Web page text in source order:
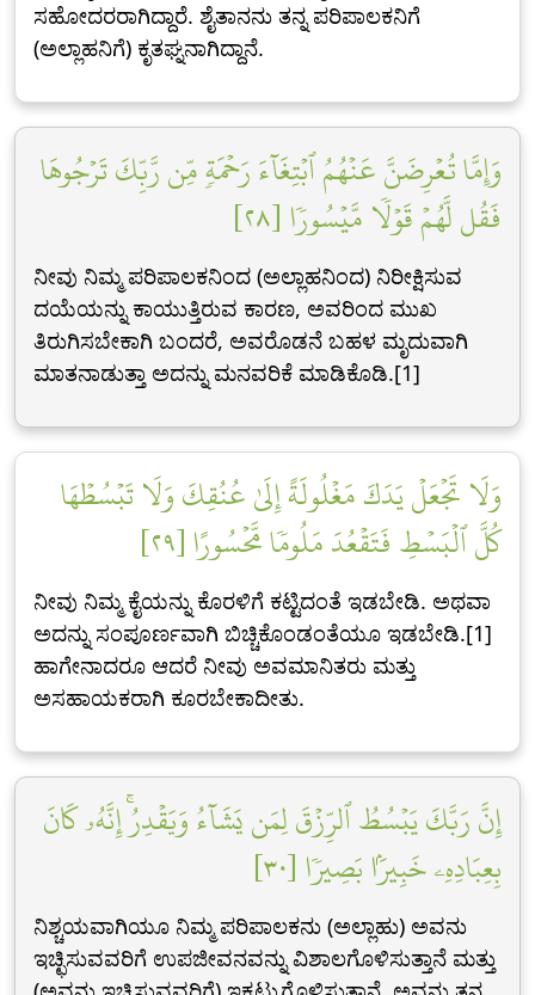
ಸಹೋದರರಾಗಿದ್ದಾರೆ. ಶೈತಾನನು ತನ್ನ ಪರಿಪಾಲಕನಿಗೆ
(ಅಲ್ಲಾಹನಿಗೆ) ಕೃತಘ್ನನಾಗಿದ್ದಾನೆ.
وَإِمَّا تُعۡرِضَنَّ عَنۡهُمُ ٱبۡتِغَآءَ رَحۡمَةٖ مِّن رَّبِّكَ تَرۡجُوهَا
فَقُل لَّهُمۡ قَوۡلٗا مَّيۡسُورٗا [٢٨]
ನೀವು ನಿಮ್ಮ ಪರಿಪಾಲಕನಿಂದ (ಅಲ್ಲಾಹನಿಂದ) ನಿರೀಕ್ಷಿಸುವ
ದಯೆಯನ್ನು ಕಾಯುತ್ತಿರುವ ಕಾರಣ, ಅವರಿಂದ ಮುಖ
ತಿರುಗಿಸಬೇಕಾಗಿ ಬಂದರೆ, ಅವರೊಡನೆ ಬಹಳ ಮೃದುವಾಗಿ
ಮಾತನಾಡುತ್ತಾ ಅದನ್ನು ಮನವರಿಕೆ ಮಾಡಿಕೊಡಿ.[1]
وَلَا تَجۡعَلۡ يَدَكَ مَغۡلُولَةً إِلَىٰ عُنُقِكَ وَلَا تَبۡسُطۡهَا
كُلَّ ٱلۡبَسۡطِ فَتَقۡعُدَ مَلُومٗا مَّحۡسُورًا [٢٩]
ನೀವು ನಿಮ್ಮ ಕೈಯನ್ನು ಕೊರಳಿಗೆ ಕಟ್ಟಿದಂತೆ ಇಡಬೇಡಿ. ಅಥವಾ
ಅದನ್ನು ಸಂಪೂರ್ಣವಾಗಿ ಬಿಚ್ಚಿಕೊಂಡಂತೆಯೂ ಇಡಬೇಡಿ.[1]
ಹಾಗೇನಾದರೂ ಆದರೆ ನೀವು ಅವಮಾನಿತರು ಮತ್ತು
ಅಸಹಾಯಕರಾಗಿ ಕೂರಬೇಕಾದೀತು.
إِنَّ رَبَّكَ يَبۡسُطُ ٱلرِّزۡقَ لِمَن يَشَآءُ وَيَقۡدِرُۚ إِنَّهُۥ كَانَ
بِعِبَادِهِۦ خَبِيرَۢا بَصِيرٗا [٣٠]
ನಿಶ್ಚಯವಾಗಿಯೂ ನಿಮ್ಮ ಪರಿಪಾಲಕನು (ಅಲ್ಲಾಹು) ಅವನು
ಇಚ್ಛಿಸುವವರಿಗೆ ಉಪಜೀವನವನ್ನು ವಿಶಾಲಗೊಳಿಸುತ್ತಾನೆ ಮತ್ತು